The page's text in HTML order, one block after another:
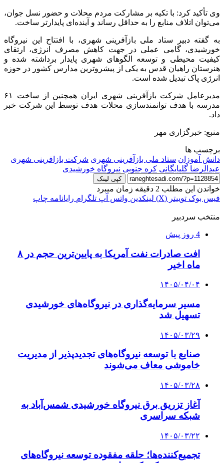
وی تأکید کرد: با تکیه بر مشارکت مردم محلات و حضور نسل جوان،
می‌توان اتلاف منابع را به حداقل رساند و آینده‌ای پایدارتر ساخت.
به گفته دبیر ستاد ملی بازآفرینی شهری، با افتتاح این نیروگاه
خورشیدی، گامی عملی در جهت کاهش مصرف انرژی، ارتقای
کیفیت محیطی و توسعه الگوهای شهری پایدار برداشته شده و
هنرستان راهیان قدس به یکی از پیشروترین مدارس کشور در حوزه
انرژی پاک تبدیل شده است.
مدیرعامل شرکت بازآفرینی شهری ایران همچنین از ساخت ۶۱
مدرسه با هدف توانمندسازی محلات هدف توسط این شرکت خبر
داد.
منبع: خبرگزاری مهر
برچسب ها
دانش آموزان ستاد ملی بازآفرینی شهری شرکت بازافرینی شهری
عبدالرضا گلپایگانی کره جنوبی نیروگاه خورشیدی
کپی لینک
خواندن این مطلب 2 دقیقه زمان میبرد
فیس بوک توییتر (X) لینکدین واتس آپ تلگرام رایانامه چاپ
منتخب سردبیر
4 روز پیش
افت صادرات نفت آمریکا به پایین‌ترین حجم در ۸
ماه اخیر
۱۴۰۵/۰۴/۰۴
مسیر سرمایه‌گذاری در نیروگاه‌های خورشیدی
تسهیل شد
۱۴۰۵/۰۳/۲۹
صنایع با توسعه نیروگاه‌های تجدیدپذیر از مدیریت
خاموشی معاف می‌شوند
۱۴۰۵/۰۳/۲۸
آغاز تزریق برق نیروگاه خورشیدی شمس‌آباد به
شبکه سراسری
۱۴۰۵/۰۳/۲۲
تجمیع‌کننده‌ها؛ حلقه مفقوده توسعه نیروگاه‌های